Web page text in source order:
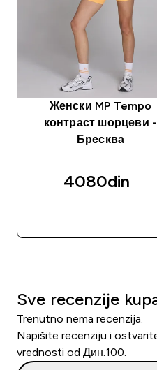
Женски MP Tempo
контраст шорцеви -
Бресква
4080din‎
Sve recenzije
Trenutno nema recenzija.
Napišite recenziju i
vrednosti od Дин.100.